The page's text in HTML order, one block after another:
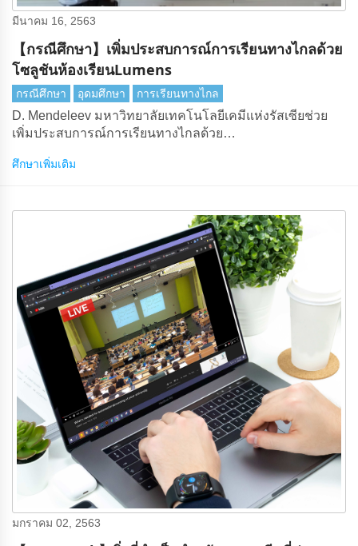
มีนาคม 16, 2563
【กรณีศึกษา】เพิ่มประสบการณ์การเรียนทางไกลด้วย
โซลูชันห้องเรียนLumens
กรณีศึกษา อุดมศึกษา การเรียนทางไกล
D. Mendeleev มหาวิทยาลัยเทคโนโลยีเคมีแห่งรัสเซียช่วย
เพิ่มประสบการณ์การเรียนทางไกลด้วย
ศึกษาเพิ่มเติม
มกราคม 02, 2563